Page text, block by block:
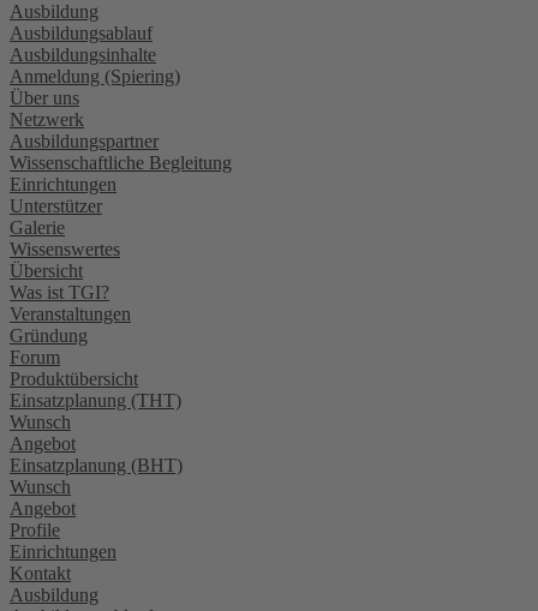
Ausbildung
Ausbildungsablauf
Ausbildungsinhalte
Anmeldung (Spiering)
Über uns
Netzwerk
Ausbildungspartner
Wissenschaftliche Begleitung
Einrichtungen
Unterstützer
Galerie
Wissenswertes
Übersicht
Was ist TGI?
Veranstaltungen
Gründung
Forum
Produktübersicht
Einsatzplanung (THT)
Wunsch
Angebot
Einsatzplanung (BHT)
Wunsch
Angebot
Profile
Einrichtungen
Kontakt
Ausbildung